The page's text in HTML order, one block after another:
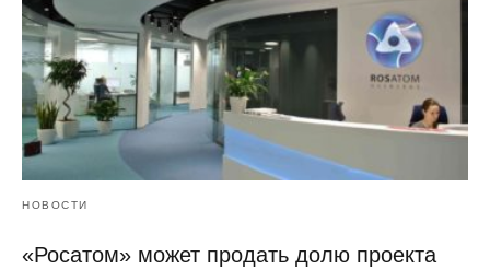
НОВОСТИ
«Росатом» может продать долю проекта